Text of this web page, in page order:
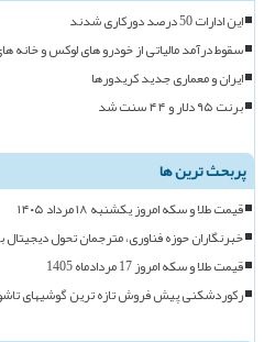
این ادارات 50 درصد دورکاری شدند
سقوط درآمد مالیاتی از خودرو های لوکس و خانه
ایران و معماری جدید کریدورها
برنت ۹۵ دلار و ۴۴ سنت شد
پربحث ترین ها
قیمت طلا و سکه امروز یکشنبه ۱۸ مرداد ۱۴۰۵
خبرنگاران حوزه فناوری، مترجمان تحول
قیمت طلا و سکه امروز 17 مردادماه 1405
رکوردشکنی پیش فروش تازه ترین گوشیهای